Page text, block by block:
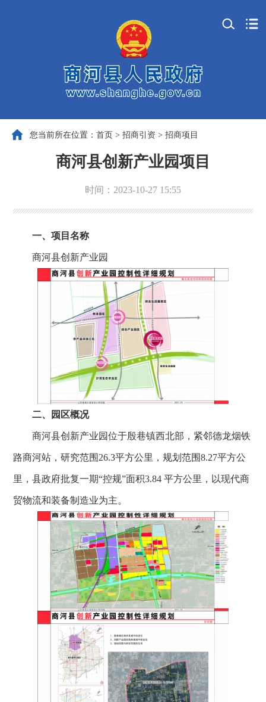
您当前所在位置： 首页 > 招商引资 > 招商项目
商河县创新产业园项目
时间：2023-10-27 15:55
一、项目名称
商河县创新产业园
二、园区概况
商河县创新产业园位于殷巷镇西北部，紧邻德龙烟铁
路商河站，研究范围26.3平方公里，规划范围8.27平方公
里，县政府批复一期“控规”面积3.84 平方公里，以现代商
贸物流和装备制造业为主。